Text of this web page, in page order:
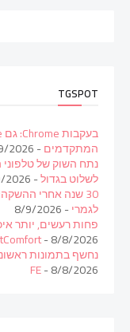
TGSPOT
המתקדמים- 8/9/2026
נתח השוק של
לשלוט בגדול- 8/9/2026
לגמרי- 8/9/2026
- 8/8/2026
FE- 8/8/2026